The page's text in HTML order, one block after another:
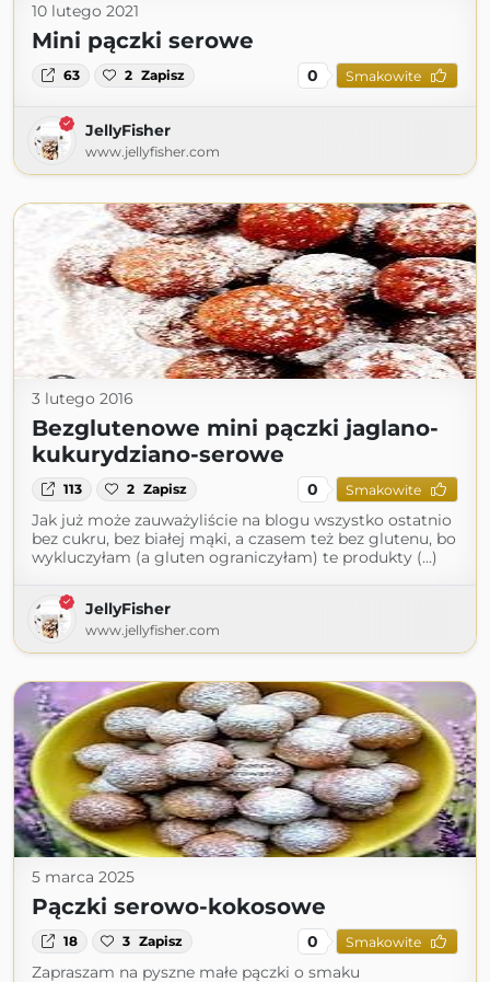
10 lutego 2021
Mini pączki serowe
63 2 Zapisz 0 Smakowite
JellyFisher
www.jellyfisher.com
3 lutego 2016
Bezglutenowe mini pączki jaglano-
kukurydziano-serowe
113 2 Zapisz 0 Smakowite
Jak już może zauważyliście na blogu wszystko ostatnio
bez cukru, bez białej mąki, a czasem też bez glutenu, bo
wykluczyłam (a gluten ograniczyłam) te produkty (...)
JellyFisher
www.jellyfisher.com
5 marca 2025
Pączki serowo-kokosowe
18 3 Zapisz 0 Smakowite
Zapraszam na pyszne małe pączki o smaku